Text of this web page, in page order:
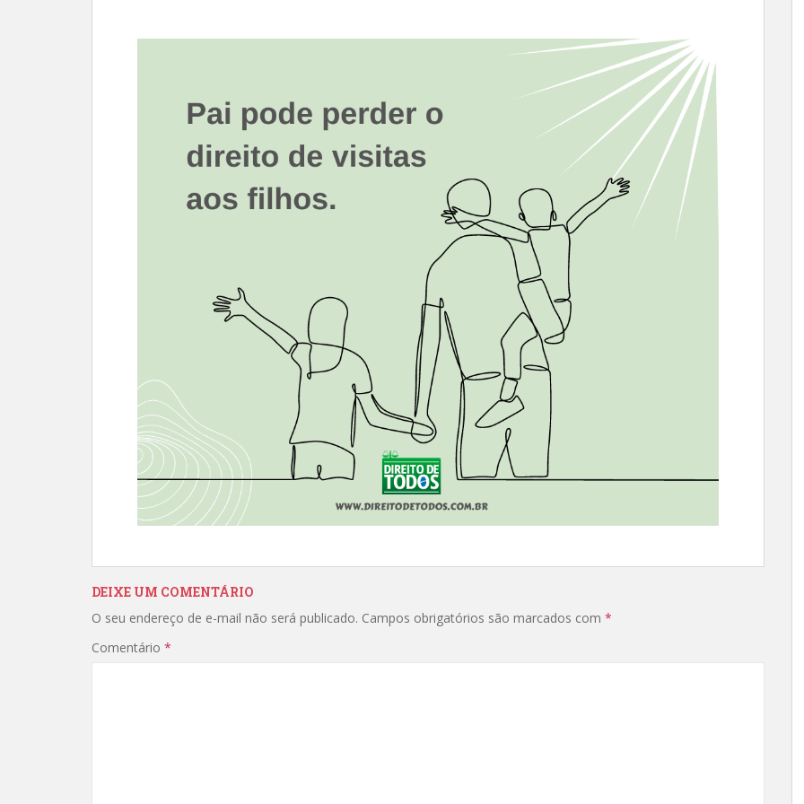
DEIXE UM COMENTÁRIO
O seu endereço de e-mail não será publicado. Campos obrigatórios são marcados com *
Comentário *